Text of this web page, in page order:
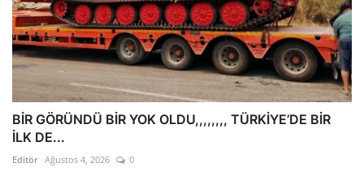
BİR GÖRÜNDÜ BİR YOK OLDU,,,,,,,, TÜRKİYE’DE BİR
İLK DE...
Editör Ağustos 4, 2026 0